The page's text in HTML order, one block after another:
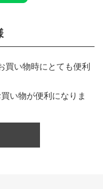
買い物時にとても便利
い物が便利になりま